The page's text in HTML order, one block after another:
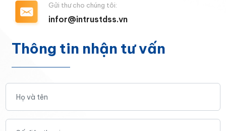
Gửi thư cho chúng tôi:
infor@intrustdss.vn
Thông tin nhận tư vấn